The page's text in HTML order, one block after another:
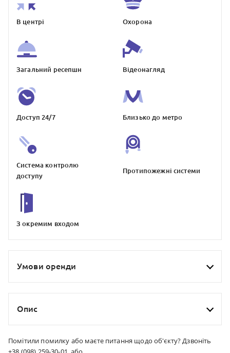
В центрі Охорона
Загальний ресепшн Відеонагляд
Доступ 24/7 Близько до метро
Система контролю
доступу
Протипожежнi системи
З окремим входом
Умови оренди
Опис
Помітили помилку або маєте питання щодо об'єкту? Дзвоніть